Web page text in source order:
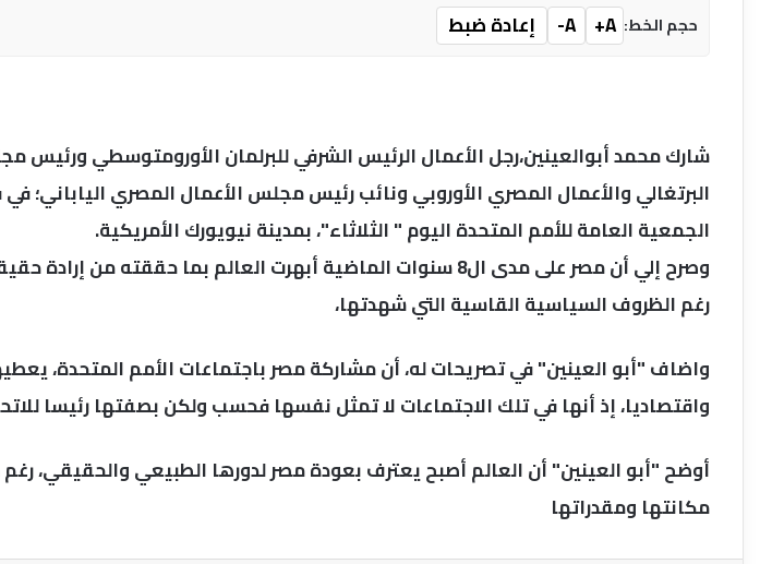
حجم الخط: A+
A- إعادة ضبط
شارك محمد أبوالعينين،رجل الأعمال الرئيس الشرفي للبرلمان الأورومتوسطي ورئيس
البرتغالي والأعمال المصري الأوروبي ونائب رئيس مجلس الأعمال المصري الياباني؛
الجمعية العامة للأمم المتحدة اليوم " الثلاثاء"، بمدينة نيويورك الأمريكية.
وصرح إلي أن مصر على مدى ال8 سنوات الماضية أبهرت العالم بما حققته من
رغم الظروف السياسية القاسية التي شهدتها،
واضاف "أبو العينين" في تصريحات له، أن مشاركة مصر باجتماعات الأمم المتحدة،
واقتصاديا، إذ أنها في تلك الاجتماعات لا تمثل نفسها فحسب ولكن بصفتها رئيسا
أوضح "أبو العينين" أن العالم أصبح يعترف بعودة مصر لدورها الطبيعي والحقيقي،
مكانتها ومقدراتها